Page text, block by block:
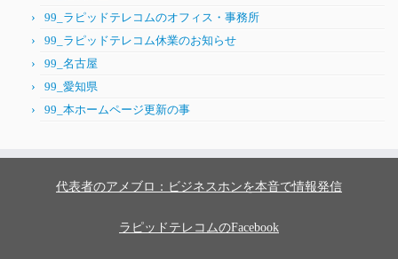
99_ラピッドテレコムのオフィス・事務所
99_ラピッドテレコム休業のお知らせ
99_名古屋
99_愛知県
99_本ホームページ更新の事
代表者のアメブロ：ビジネスホンを本音で情報発信
ラピッドテレコムのFacebook